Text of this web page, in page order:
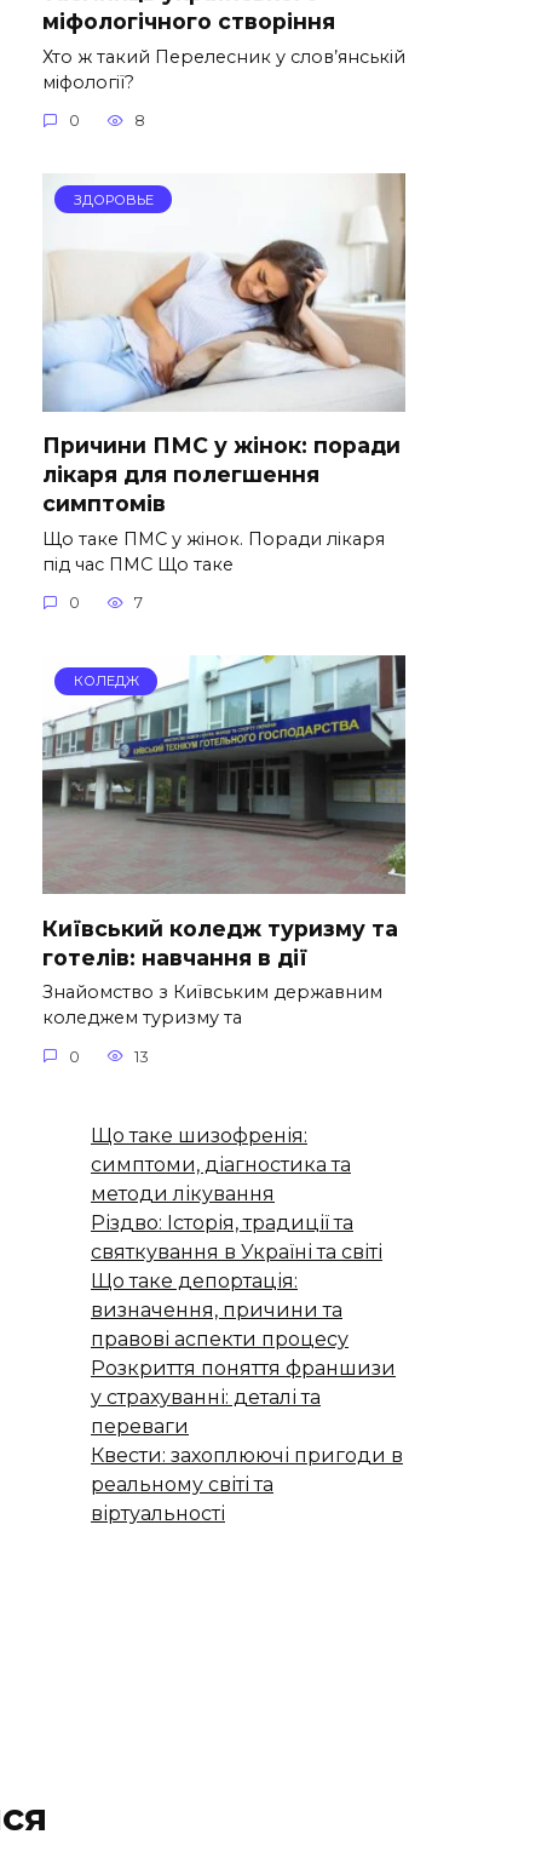
міфологічного створіння
Хто ж такий Перелесник у слов’янській
міфології?
0 8
ЗДОРОВЬЕ
Причини ПМС у жінок: поради
лікаря для полегшення
симптомів
Що таке ПМС у жінок. Поради лікаря
під час ПМС Що таке
0 7
КОЛЕДЖ
Київський коледж туризму та
готелів: навчання в дії
Знайомство з Київським державним
коледжем туризму та
0 13
Що таке шизофренія:
симптоми, діагностика та
методи лікування
Різдво: Історія, традиції та
святкування в Україні та світі
Що таке депортація:
визначення, причини та
правові аспекти процесу
Розкриття поняття франшизи
у страхуванні: деталі та
переваги
Квести: захоплюючі пригоди в
реальному світі та
віртуальності